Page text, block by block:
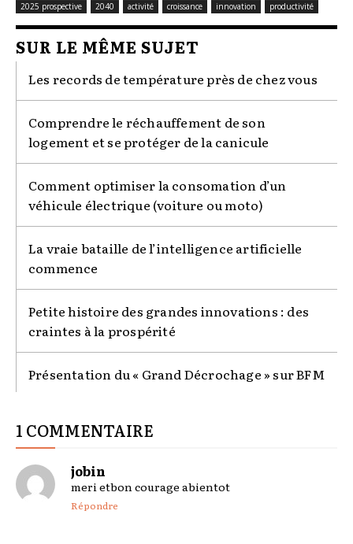
2025 prospective 2040 activité croissance innovation productivité
SUR LE MÊME SUJET
Les records de température près de chez vous
Comprendre le réchauffement de son
logement et se protéger de la canicule
Comment optimiser la consomation d’un
véhicule électrique (voiture ou moto)
La vraie bataille de l’intelligence artificielle
commence
Petite histoire des grandes innovations : des
craintes à la prospérité
Présentation du « Grand Décrochage » sur BFM
1 COMMENTAIRE
jobin
meri etbon courage abientot
Répondre